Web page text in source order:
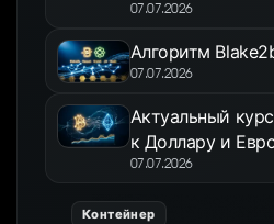
году
07.07.2026
Алгоритм
07.07.2026
Актуальный
к Доллару и
07.07.2026
Контейнер